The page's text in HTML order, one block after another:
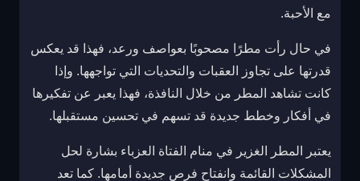
مع الأحبة.
في حال رأت مطرًا مصحوبًا بعواصف ورعد، فهذا قد يعكس
قدرتها على تجاوز العقبات والتحديات التي تواجهها. وإذا
كانت تشاهد المطر من خلال النافذة، فهذا يعبر عن تفكيرها
في أفكار وخطط جديدة قد تسهم في تحسين مستقبلها.
يعتبر المطر الغزير في منام الفتاة العزباء بشارة لحل
المشكلات القائمة وانفتاح فرص جديدة أمامها. كما تعد